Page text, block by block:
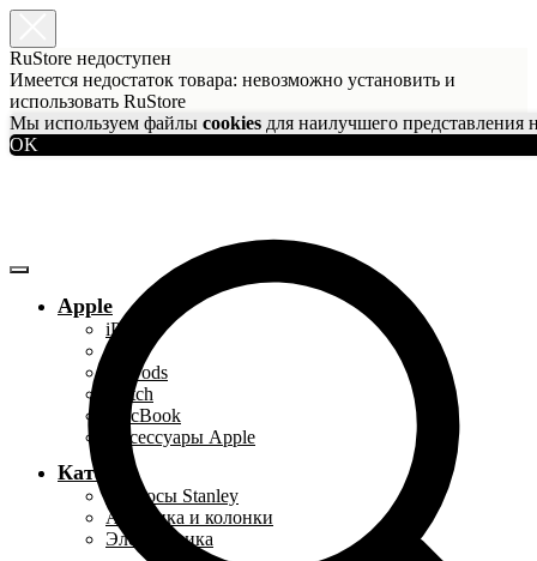
RuStore недоступен
Имеется недостаток товара: невозможно установить и
использовать RuStore
Мы используем файлы cookies для наилучшего представления
OK
Apple
iPhone
iPad
AirPods
Watch
MacBook
Аксессуары Apple
Каталог
Термосы Stanley
Акустика и колонки
Электроника